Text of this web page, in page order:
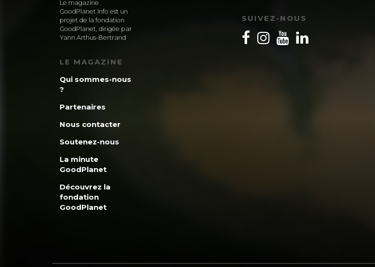
Le magazine
GoodPlanet Info est un
projet de la fondation
GoodPlanet, dirigée par
Yann Arthus-Bertrand
LE MAGAZINE
Qui sommes-nous
?
Partenaires
Nous contacter
Soutenez-nous
La minute
GoodPlanet
Découvrez la
fondation
GoodPlanet
SUIVEZ-NOUS